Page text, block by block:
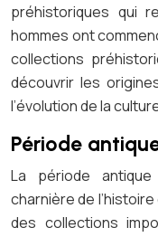
préhistoriques qui
hommes ont
collections
découvrir les
l’évolution de la
Période
La période
charnière de
des collections